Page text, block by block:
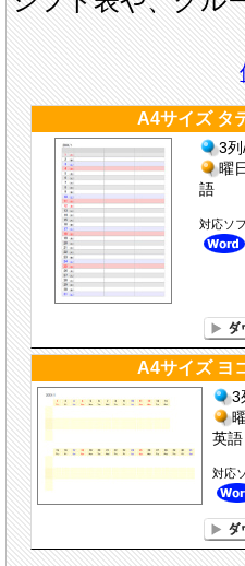
A4サイズ タ
3列
曜
語
対応ソ
A4サイズ ヨ
3
英語
対応